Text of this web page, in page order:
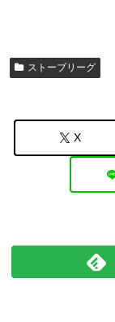
ストーブリーグ
X